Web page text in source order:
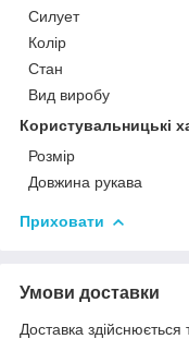
Силует
Колір
Стан
Вид виробу
Користувальницькі
Розмір
Довжина рукава
Приховати
Умови доставки
Доставка здійснюється